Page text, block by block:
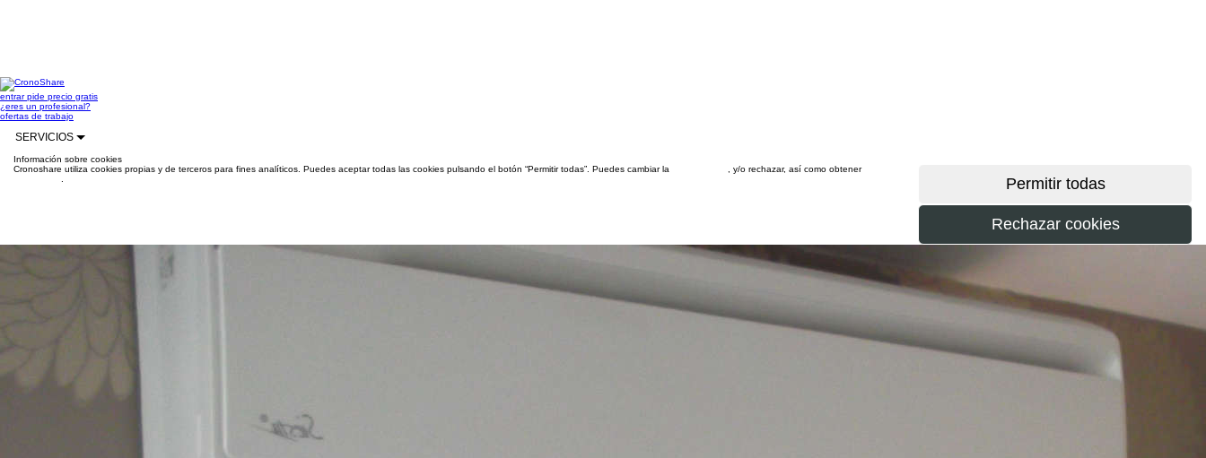
entrarpide precio gratis
¿eres un profesional?
ofertas de trabajo
SERVICIOS
Información sobre cookies
Cronoshare utiliza cookies propias y de terceros para fines analíticos. Puedes aceptar todas las cookies pulsando el botón “Permitir todas”. Puedes cambiar la
, y/o rechazar, así como obtener